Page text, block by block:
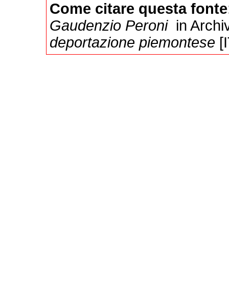
Come citare questa fonte
Gaudenzio Peroniin
deportazione piemontese